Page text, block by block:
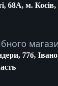
68A, м.
77б,